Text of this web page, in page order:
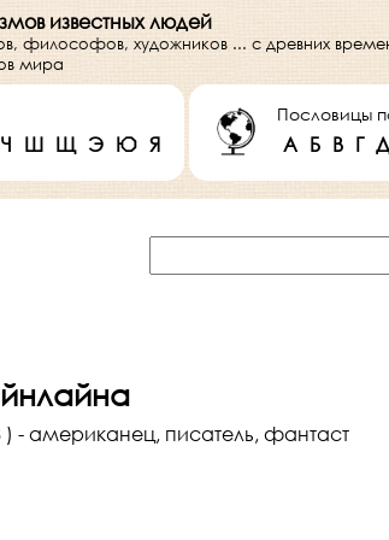
известных людей
философов, художников ... с древних
мира
Ч Ш Щ Э Ю Я
Пословицы
А Б В Г Д
) - американец, писатель, фантаст